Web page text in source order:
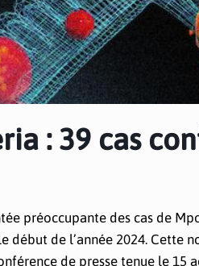
: 39 cas
préoccupante des cas de
début de l’année 2024.
de presse tenue le